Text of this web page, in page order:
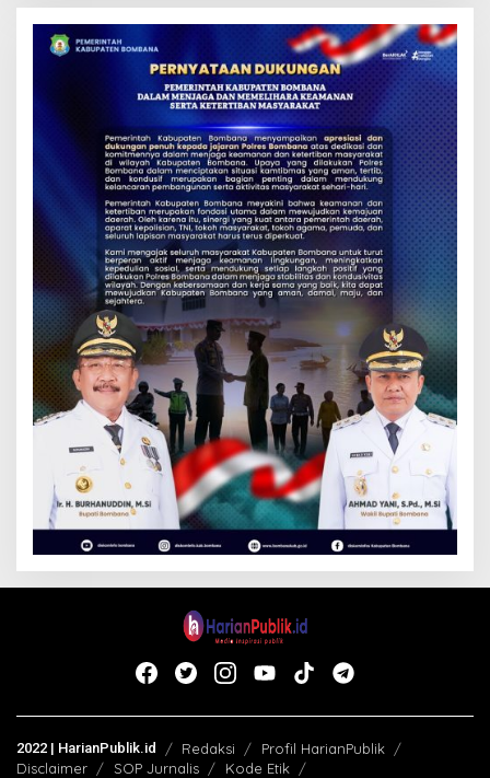
2022 | HarianPublik.id Redaksi
Profil HarianPublik
Disclaimer
SOP Jurnalis Kode Etik